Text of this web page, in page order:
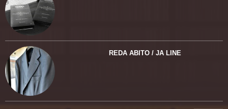
REDA ABITO / JA LINE